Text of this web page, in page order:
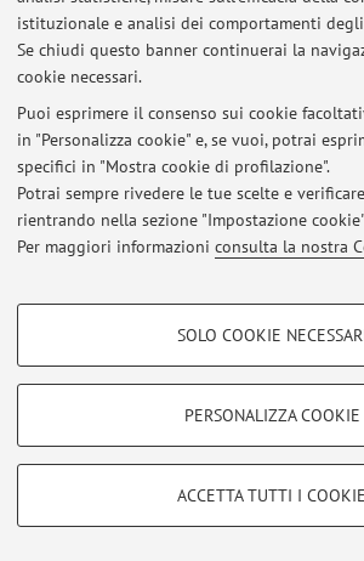
istituzionale e analisi dei comportamenti
Se chiudi questo banner continuerai la
cookie necessari.
Puoi esprimere il consenso sui cookie
in "Personalizza cookie" e, se vuoi, potrai
specifici in "Mostra cookie di profilazione".
Potrai sempre rivedere le tue scelte e
rientrando nella sezione "Impostazione
Per maggiori informazioni consulta la nostra
COOKIE DI PROFILAZIONE -
COOKIE TECNICI - NECESSARI
Si tratta di cookie tecnici utilizzati, a titolo
SOLO COOKIE
PERSONALIZZA COOKIE
ACCETTA TUTTI I COOKIE
Accedi tramiteloginper gestire tutti i
Zamboni, 33 - 40126 Bologna - Partita
Privacy|Note legali |